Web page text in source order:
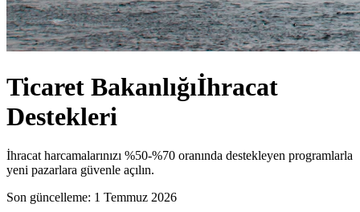
Ticaret Bakanlığıİhracat
Destekleri
İhracat harcamalarınızı %50-%70 oranında destekleyen programlarla
yeni pazarlara güvenle açılın.
Son güncelleme: 1 Temmuz 2026